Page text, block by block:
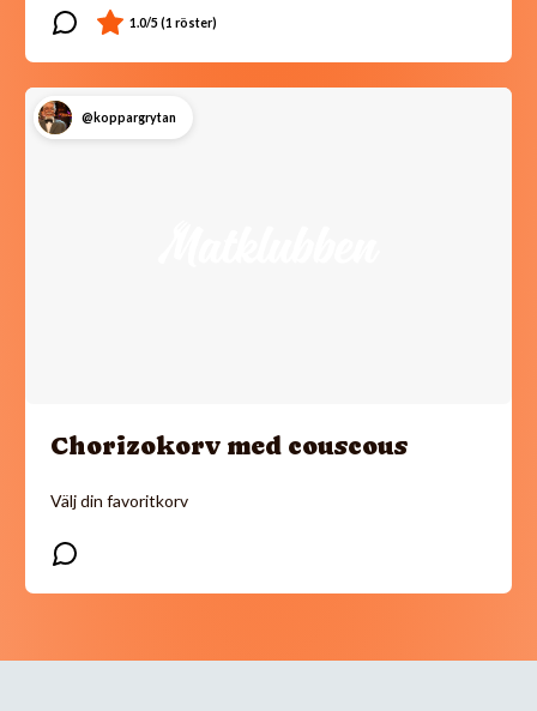
@koppargrytan
Chorizokorv med couscous
Välj din favoritkorv